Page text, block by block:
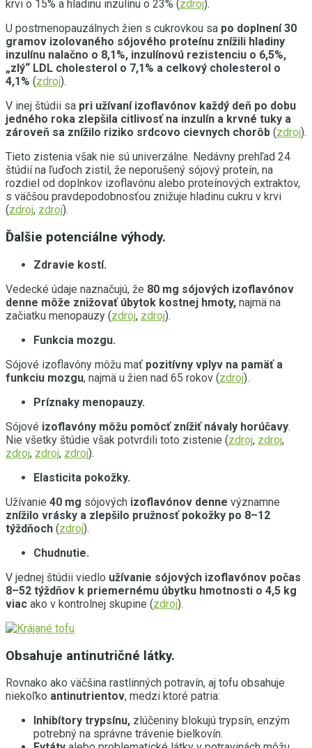
krvi o 15% a hladinu inzulínu o 23% (zdroj).
U postmenopauzálnych žien s cukrovkou sa po doplnení 30
gramov izolovaného sójového proteínu znížili hladiny
inzulínu nalačno o 8,1%, inzulínovú rezistenciu o 6,5%,
„zlý“ LDL cholesterol o 7,1% a celkový cholesterol o
4,1% (zdroj).
V inej štúdii sa pri užívaní izoflavónov každý deň po dobu
jedného roka zlepšila citlivosť na inzulín a krvné tuky a
zároveň sa znížilo riziko srdcovo cievnych chorôb (zdroj).
Tieto zistenia však nie sú univerzálne. Nedávny prehľad 24
štúdií na ľuďoch zistil, že neporušený sójový proteín, na
rozdiel od doplnkov izoflavónu alebo proteínových extraktov,
s väčšou pravdepodobnosťou znižuje hladinu cukru v krvi
(zdroj, zdroj).
Ďalšie potenciálne výhody.
Zdravie kostí.
Vedecké údaje naznačujú, že 80 mg sójových izoflavónov
denne môže znižovať úbytok kostnej hmoty, najmä na
začiatku menopauzy (zdroj, zdroj).
Funkcia mozgu.
Sójové izoflavóny môžu mať pozitívny vplyv na pamäť a
funkciu mozgu, najmä u žien nad 65 rokov (zdroj).
Príznaky menopauzy.
Sójové izoflavóny môžu pomôcť znížiť návaly horúčavy.
Nie všetky štúdie však potvrdili toto zistenie (zdroj, zdroj,
zdroj, zdroj, zdroj).
Elasticita pokožky.
Užívanie 40 mg sójových izoflavónov denne významne
znížilo vrásky a zlepšilo pružnosť pokožky po 8–12
týždňoch (zdroj).
Chudnutie.
V jednej štúdii viedlo užívanie sójových izoflavónov počas
8–52 týždňov k priemernému úbytku hmotnosti o 4,5 kg
viac ako v kontrolnej skupine (zdroj).
Obsahuje antinutričné látky.
Rovnako ako väčšina rastlinných potravín, aj tofu obsahuje
niekoľko antinutrientov, medzi ktoré patria:
Inhibítory trypsínu, zlúčeniny blokujú trypsín, enzým
potrebný na správne trávenie bielkovín.